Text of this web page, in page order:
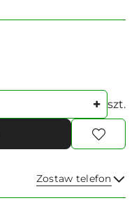
szt.
Zostaw telefon